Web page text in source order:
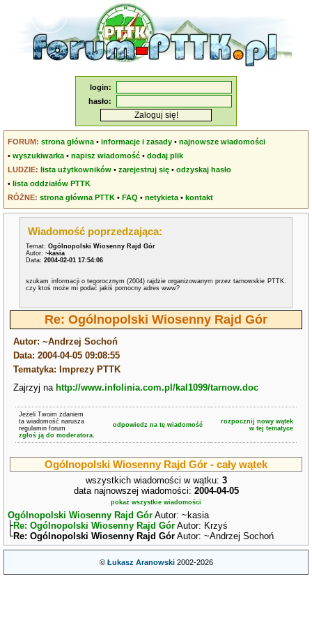
login:
hasło:
FORUM: strona główna •informacje i zasady •najnowsze wiadomości
•wyszukiwarka •napisz wiadomość •dodaj plik
LUDZIE: lista użytkowników •zarejestruj się •odzyskaj hasło
•lista oddziałów PTTK
RÓŻNE: strona główna PTTK •FAQ •netykieta •kontakt
Wiadomość poprzedzająca:
Temat:Ogólnopolski Wiosenny Rajd Gór
Autor:~kasia
Data:2004-02-01 17:54:06
szukam informacji o tegorocznym (2004) rajdzie organizowanym przez tarnowskie PTTK.
czy ktoś może mi podać jakiś pomocny adres www?
Re: Ogólnopolski Wiosenny Rajd Gór
Autor: ~Andrzej Sochoń
Data: 2004-04-05 09:08:55
Tematyka: Imprezy PTTK
Zajrzyj na http://www.infolinia.com.pl/kal1099/tarnow.doc
Jeżeli Twoim zdaniem
ta wiadomość narusza
regulamin forum
zgłoś ją do moderatora.
odpowiedz na tę wiadomość
rozpocznij nowy wątek
w tej tematyce
Ogólnopolski Wiosenny Rajd Gór - cały wątek
wszystkich wiadomości w wątku: 3
data najnowszej wiadomości: 2004-04-05
pokaż wszystkie wiadomości
Ogólnopolski Wiosenny Rajd Gór Autor: ~kasia
├Re: Ogólnopolski Wiosenny Rajd Gór Autor: Krzyś
└Re: Ogólnopolski Wiosenny Rajd Gór Autor: ~Andrzej Sochoń
© Łukasz Aranowski2002-2026